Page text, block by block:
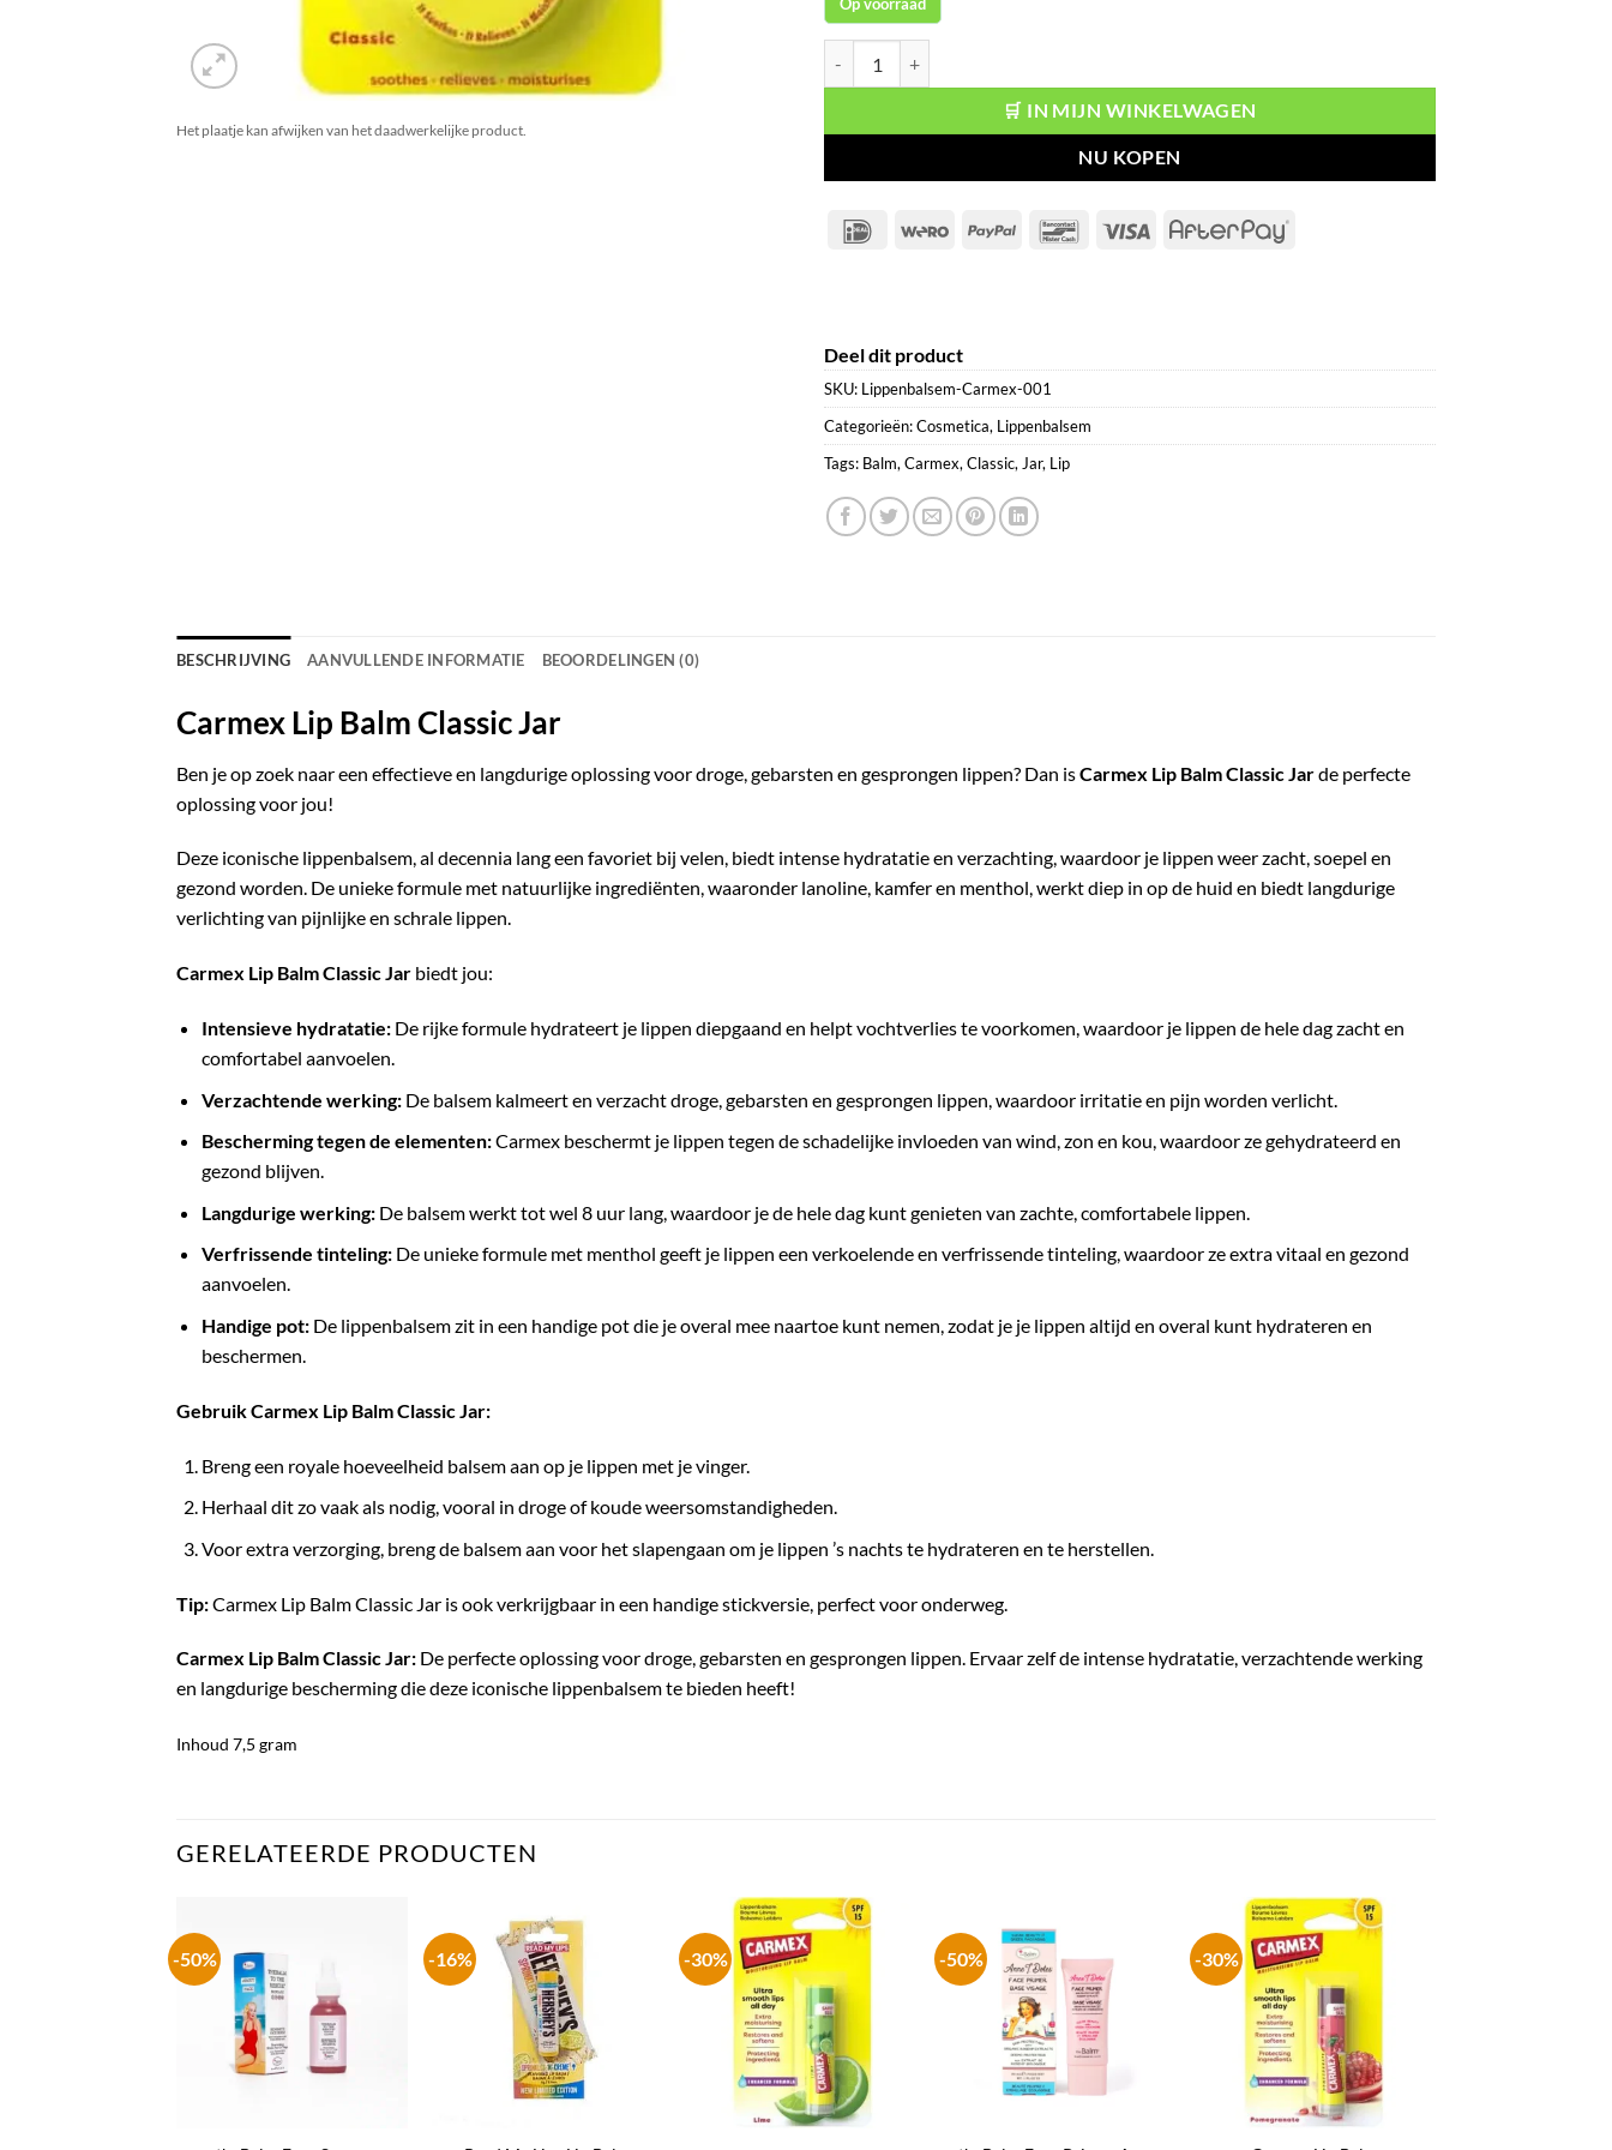
Het plaatje kan afwijken van het daadwerkelijke product.
🛒 IN MIJN WINKELWAGEN
NU KOPEN
IDeal Wero PayPal Bancontact
Visa AfterPay
Deel dit product
SKU: Lippenbalsem-Carmex-001
Categorieën:Cosmetica, Lippenbalsem
Tags: Balm, Carmex, Classic, Jar, Lip
BESCHRIJVING AANVULLENDE INFORMATIE BEOORDELINGEN (0)
Carmex Lip Balm Classic Jar
Ben je op zoek naar een effectieve en langdurige oplossing voor droge, gebarsten en gesprongen lippen? Dan isCarmex Lip Balm Classic Jarde perfecte
oplossing voor jou!
Deze iconische lippenbalsem, al decennia lang een favoriet bij velen, biedt intense hydratatie en verzachting, waardoor je lippen weer zacht, soepel en
gezond worden. De unieke formule met natuurlijke ingrediënten, waaronder lanoline, kamfer en menthol, werkt diep in op de huid en biedt langdurige
verlichting van pijnlijke en schrale lippen.
Carmex Lip Balm Classic Jar biedt jou:
Intensieve hydratatie:De rijke formule hydrateert je lippen diepgaand en helpt vochtverlies te voorkomen, waardoor je lippen de hele dag zacht en
comfortabel aanvoelen.
Verzachtende werking:De balsem kalmeert en verzacht droge, gebarsten en gesprongen lippen, waardoor irritatie en pijn worden verlicht.
Bescherming tegen de elementen:Carmex beschermt je lippen tegen de schadelijke invloeden van wind, zon en kou, waardoor ze gehydrateerd en
gezond blijven.
Langdurige werking:De balsem werkt tot wel 8 uur lang, waardoor je de hele dag kunt genieten van zachte, comfortabele lippen.
Verfrissende tinteling:De unieke formule met menthol geeft je lippen een verkoelende en verfrissende tinteling, waardoor ze extra vitaal en gezond
aanvoelen.
Handige pot:De lippenbalsem zit in een handige pot die je overal mee naartoe kunt nemen, zodat je je lippen altijd en overal kunt hydrateren en
beschermen.
Gebruik Carmex Lip Balm Classic Jar:
Breng een royale hoeveelheid balsem aan op je lippen met je vinger.
Herhaal dit zo vaak als nodig, vooral in droge of koude weersomstandigheden.
Voor extra verzorging, breng de balsem aan voor het slapengaan om je lippen ’s nachts te hydrateren en te herstellen.
Tip:Carmex Lip Balm Classic Jar is ook verkrijgbaar in een handige stickversie, perfect voor onderweg.
Carmex Lip Balm Classic Jar: De perfecte oplossing voor droge, gebarsten en gesprongen lippen. Ervaar zelf de intense hydratatie, verzachtende werking
en langdurige bescherming die deze iconische lippenbalsem te bieden heeft!
Inhoud 7,5 gram
GERELATEERDE PRODUCTEN
-50% -16% -30% -50% -30%